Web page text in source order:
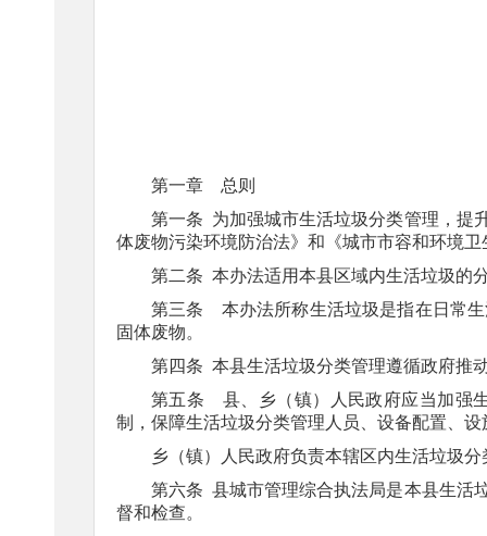
第一章 总 则
第一条 为加强城市生活垃圾分类管理，提
体废物污染环境防治法》和《城市市容和环境
第二条 本办法适用本县区域内生活垃圾的
第三条
本办法所称生活垃圾是指在日常
固体废物。
第四条 本县生活垃圾分类管理遵循政府推
第五条
县、乡（镇）人民政府应当加强
制，保障生活垃圾分类管理人员、设备配置、
乡（镇）人民政府负责本辖区内生活垃圾
第六条县城市管理综合执法局是本县生活
督和检查。